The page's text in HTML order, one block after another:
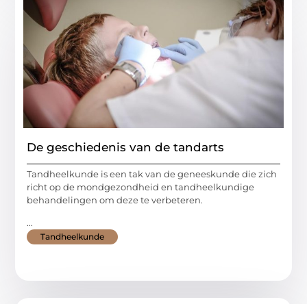
De geschiedenis van de tandarts
Tandheelkunde is een tak van de geneeskunde die zich
richt op de mondgezondheid en tandheelkundige
behandelingen om deze te verbeteren.
...
Tandheelkunde